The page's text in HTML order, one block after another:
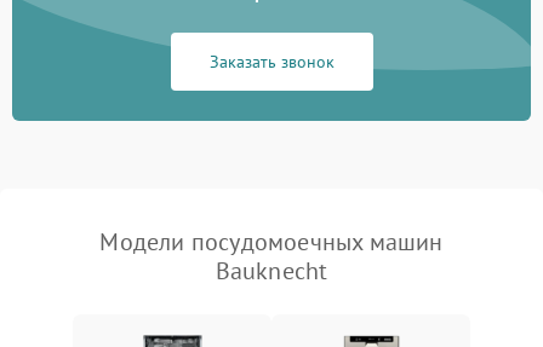
Сбои в работе таймера 1700 ₽
Заказать звонок
Модели посудомоечных машин
Bauknecht